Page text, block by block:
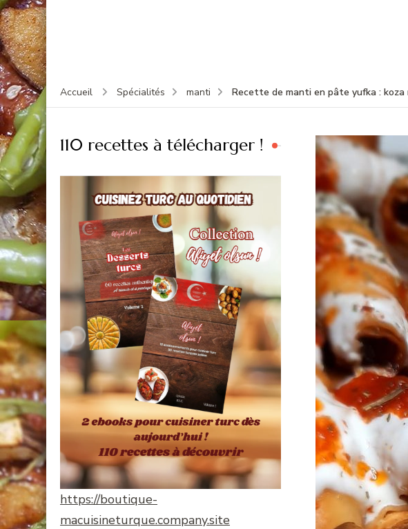
Accueil Spécialités manti Recette de manti en pâte yufka : koza
110 recettes à télécharger !
https://boutique-
macuisineturque.company.site